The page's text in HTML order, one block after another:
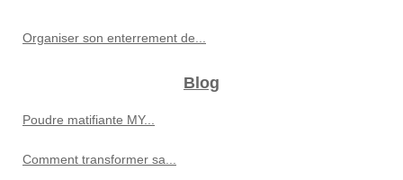
Organiser son enterrement de...
Blog
Poudre matifiante MY...
Comment transformer sa...